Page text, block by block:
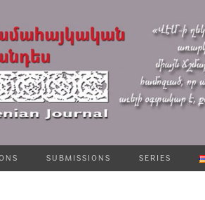
SUBMISSIONS SERIES